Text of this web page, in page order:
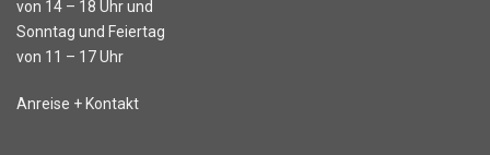
von 14 – 18 Uhr und
Sonntag und Feiertag
von 11 – 17 Uhr
Anreise + Kontakt